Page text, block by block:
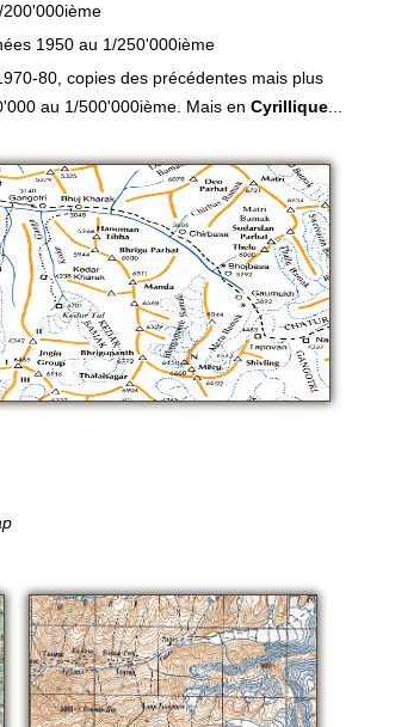
1950 au 1/250'000ième
80, copies des précédentes mais plus
au 1/500'000ième. Mais en Cyrillique